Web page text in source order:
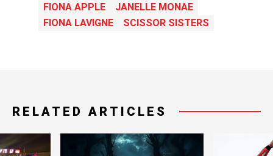
FIONA APPLE
JANELLE MONAE
FIONA LAVIGNE
SCISSOR SISTERS
RELATED ARTICLES